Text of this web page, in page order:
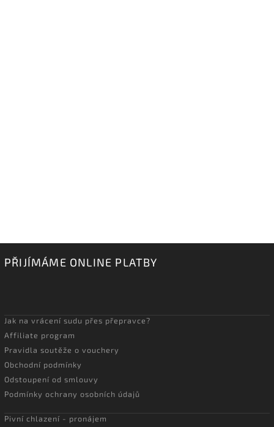
PŘIJÍMÁME ONLINE PLATBY
Jak na vrácení sudu přes přepravce?
Affiliate program
Pravidla soutěže o vouchery
Obchodní podmínky
Odstoupení od smlouvy
Podmínky ochrany osobních údajů
Pivní chlazení - pronájem